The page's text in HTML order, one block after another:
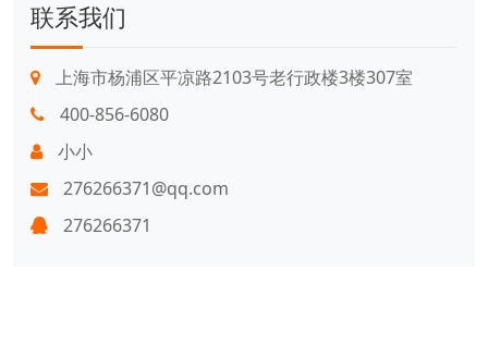
联系我们
上海市杨浦区平凉路2103号老行政楼3楼307室
400-856-6080
小小
276266371@qq.com
276266371